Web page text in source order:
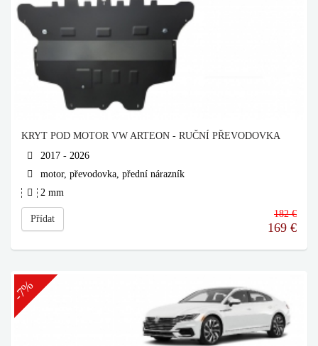
KRYT POD MOTOR VW ARTEON - RUČNÍ PŘEVODOVKA
2017 - 2026
motor, převodovka, přední nárazník
2 mm
Přídat 182 €
169 €
-7%